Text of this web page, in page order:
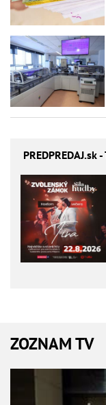
PREDPREDAJ.sk -
ZOZNAM TV